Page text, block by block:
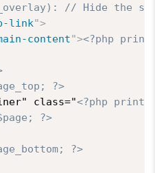
// Hide the
link">
content"><?php
?>
class="
<?php print
?>
?>